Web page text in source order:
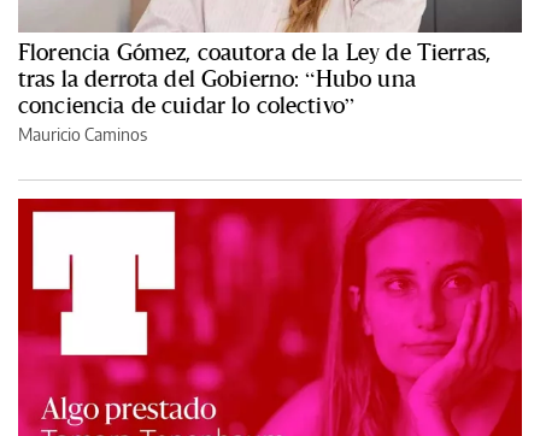
Florencia Gómez, coautora de la Ley de Tierras,
tras la derrota del Gobierno: “Hubo una
conciencia de cuidar lo colectivo”
Mauricio Caminos